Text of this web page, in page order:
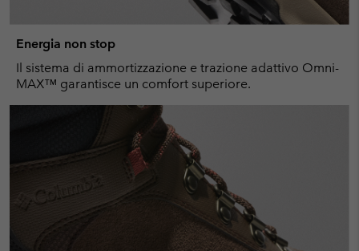
Energia non stop
Il sistema di ammortizzazione e trazione adattivo Omni-
MAX™ garantisce un comfort superiore.